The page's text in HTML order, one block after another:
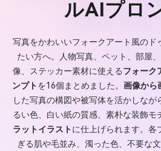
ルAIプロ
写真をかわいいフォークアート風のド
たい方へ。人物写真、ペット、部屋
像、ステッカー素材に使えるフォーク
ンプトを16個まとめました。 画像から
した写真の構図や被写体を活かしなが
るい色、白い紙の質感、素朴な装飾モ
ラットイラストに仕上げられます。各
ぎる肌や毛並み、濁った色、不要な